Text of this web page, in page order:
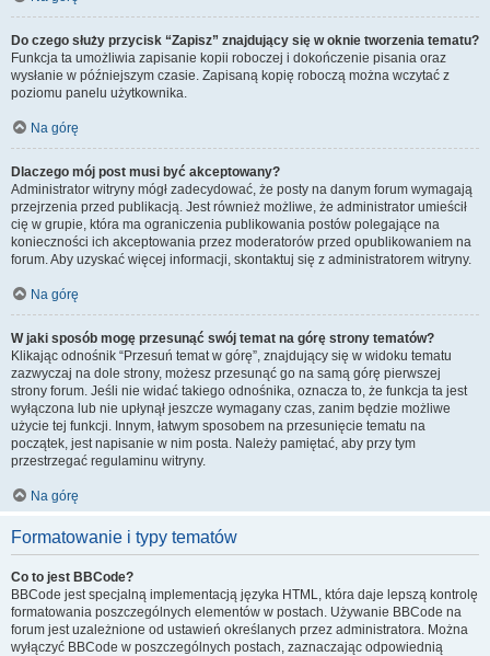
Do czego służy przycisk “Zapisz” znajdujący się w oknie tworzenia tematu?
Funkcja ta umożliwia zapisanie kopii roboczej i dokończenie pisania oraz
wysłanie w późniejszym czasie. Zapisaną kopię roboczą można wczytać z
poziomu panelu użytkownika.
Na górę
Dlaczego mój post musi być akceptowany?
Administrator witryny mógł zadecydować, że posty na danym forum wymagają
przejrzenia przed publikacją. Jest również możliwe, że administrator umieścił
cię w grupie, która ma ograniczenia publikowania postów polegające na
konieczności ich akceptowania przez moderatorów przed opublikowaniem na
forum. Aby uzyskać więcej informacji, skontaktuj się z administratorem witryny.
Na górę
W jaki sposób mogę przesunąć swój temat na górę strony tematów?
Klikając odnośnik “Przesuń temat w górę”, znajdujący się w widoku tematu
zazwyczaj na dole strony, możesz przesunąć go na samą górę pierwszej
strony forum. Jeśli nie widać takiego odnośnika, oznacza to, że funkcja ta jest
wyłączona lub nie upłynął jeszcze wymagany czas, zanim będzie możliwe
użycie tej funkcji. Innym, łatwym sposobem na przesunięcie tematu na
początek, jest napisanie w nim posta. Należy pamiętać, aby przy tym
przestrzegać regulaminu witryny.
Na górę
Formatowanie i typy tematów
Co to jest BBCode?
BBCode jest specjalną implementacją języka HTML, która daje lepszą kontrolę
formatowania poszczególnych elementów w postach. Używanie BBCode na
forum jest uzależnione od ustawień określanych przez administratora. Można
wyłączyć BBCode w poszczególnych postach, zaznaczając odpowiednią